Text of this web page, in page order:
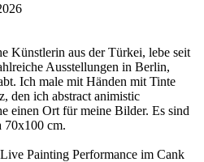
Künstlerin aus der Türkei, lebe seit
Ausstellungen in Berlin,
Ich male mit Händen mit Tinte
den ich abstract animistic
einen Ort für meine Bilder. Es sind
70x100 cm.
Painting Performance im Cank